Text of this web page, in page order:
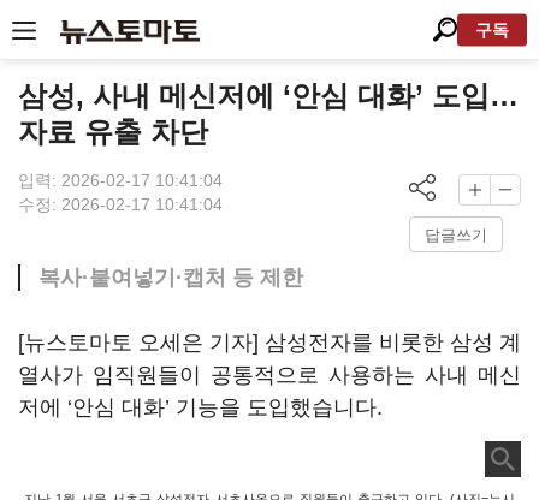
구독
삼성, 사내 메신저에 ‘안심 대화’ 도입…
자료 유출 차단
입력: 2026-02-17 10:41:04
수정: 2026-02-17 10:41:04
답글쓰기
복사·붙여넣기·캡처 등 제한
[뉴스토마토 오세은 기자] 삼성전자를 비롯한 삼성 계
열사가 임직원들이 공통적으로 사용하는 사내 메신
저에 ‘안심 대화’ 기능을 도입했습니다.